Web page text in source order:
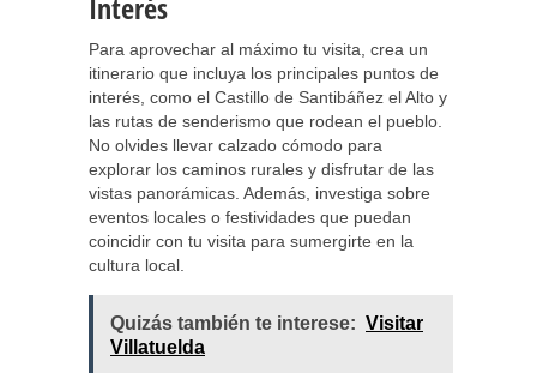
Para aprovechar al máximo tu visita, crea un
itinerario que incluya los principales puntos de
interés, como el Castillo de Santibáñez el Alto y
las rutas de senderismo que rodean el pueblo.
No olvides llevar calzado cómodo para
explorar los caminos rurales y disfrutar de las
vistas panorámicas. Además, investiga sobre
eventos locales o festividades que puedan
coincidir con tu visita para sumergirte en la
cultura local.
Quizás también te interese: Visitar
Villatuelda